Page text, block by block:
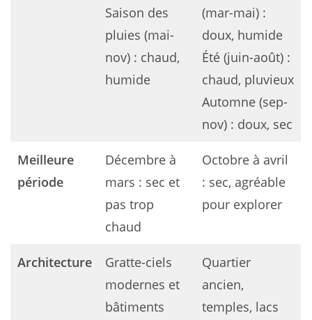
Saison des
pluies (mai-
nov) : chaud,
humide
(mar-mai) :
doux, humide
Été (juin-août) :
chaud, pluvieux
Automne (sep-
nov) : doux, sec
Meilleure
période
Décembre à
mars : sec et
pas trop
chaud
Octobre à avril
: sec, agréable
pour explorer
Architecture
Gratte-ciels
modernes et
bâtiments
Quartier
ancien,
temples, lacs